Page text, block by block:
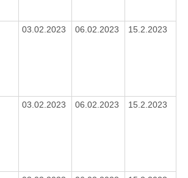
03.02.2023 06.02.2023 15.2.2023
03.02.2023 06.02.2023 15.2.2023